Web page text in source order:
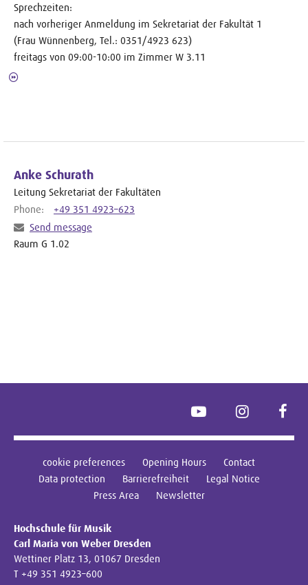
Sprechzeiten:
nach vorheriger Anmeldung im Sekretariat der Fakultät 1
(Frau Wünnenberg, Tel.: 0351/4923 623)
freitags von 09:00-10:00 im Zimmer W 3.11
Anke Schurath
Leitung Sekretariat der Fakultäten
Phone:
+49 351 4923–623
Send message
Raum G 1.02
YouTube Instagram
cookie preferences Opening Hours
Contact
Data protection
Barrierefreiheit
Legal Notice
Press Area
Newsletter
Hochschule für Musik
Carl Maria von Weber Dresden
Wettiner Platz 13, 01067 Dresden
T +49 351 4923–600